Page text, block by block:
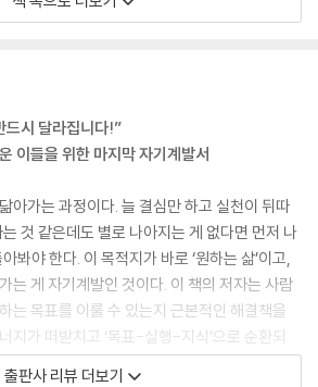
법
는 능력
째 능력, 생각 체력
는 현명한 방법
하는 삶을 살았으면 좋겠습니다
더 어렵다. 멘탈이 정말 강한 사람은 흔들린다.
인드셋」 중에서
구는 큰돈을 버는데, 다른 누구는 그대로일까?
돈을 벌며 자산을 늘리는 능력은 ‘건물’이다. 땅
건물도 무너져 내린다. 땅(자기계발)이 단단
렵다. 운 좋게 많이 벌었더라도 잘 유지하고 키
드와 에너지를 강조하는 것도 비슷한 이유 때
그 어떤 것을 알려줘도 어차피 실행을 못 한다.
몸의 문제였다」 중에서
드시 달라집니다!”
이들을 위한 마지막 자기계발서
아가는 과정이다. 늘 결심만 하고 실천이 뒤따
것 같은데도 별로 나아지는 게 없다면 먼저 나
봐야 한다. 이 목적지가 바로 ‘원하는 삶’이고,
는 게 자기계발인 것이다. 이 책의 저자는 사람
는 목표를 이룰 수 있는지 근본적인 해결책을
지가 떠받치고 ‘목표-실행-지식’으로 순환되
그것이다. 이를 통해 독자는 크게 2가지를 얻
출판사 리뷰 더보기